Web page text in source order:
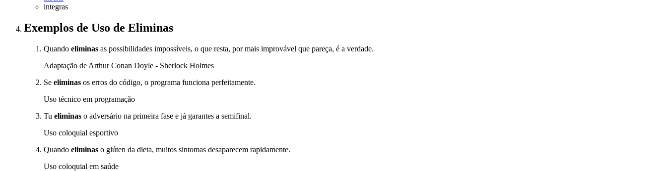
integras
Exemplos de Uso de Eliminas
Quando eliminas as possibilidades impossíveis, o que resta, por mais improvável que pareça, é a verdade.
Adaptação de Arthur Conan Doyle - Sherlock Holmes
Se eliminas os erros do código, o programa funciona perfeitamente.
Uso técnico em programação
Tu eliminas o adversário na primeira fase e já garantes a semifinal.
Uso coloquial esportivo
Quando eliminas o glúten da dieta, muitos sintomas desaparecem rapidamente.
Uso coloquial em saúde